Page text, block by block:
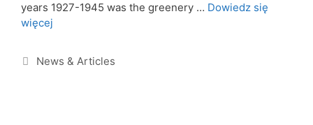
years 1927-1945 was the greenery … Dowiedz się
więcej
News & Articles